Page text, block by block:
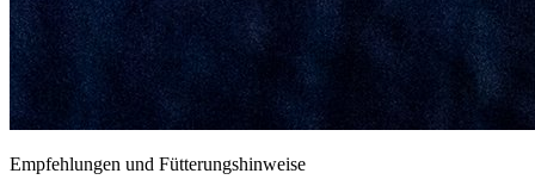
Empfehlungen und Fütterungshinweise